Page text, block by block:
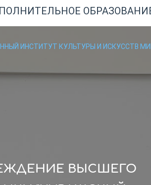
ИНСТИТУТ КУЛЬТУРЫ И ИСКУССТВ
ВЫСШЕГО